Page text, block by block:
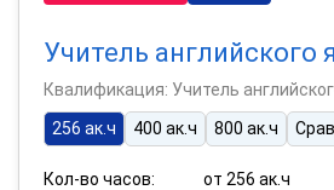
Учитель английского
Квалификация: Учитель
256 ак.ч
400 ак.ч 800 ак.ч
Кол-во часов:
от 256 ак.ч